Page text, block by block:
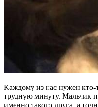
Каждому из нас нужен кто-
трудную минуту. Мальчик
именно такого друга, а